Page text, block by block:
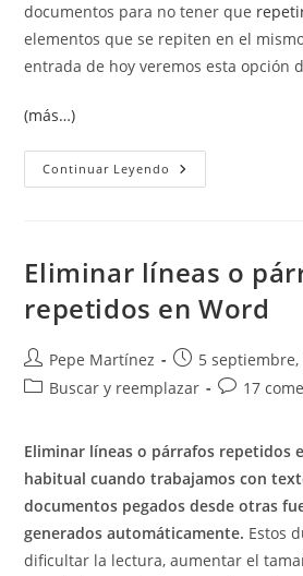
documentos para no tener que
elementos que se repiten en el
entrada de hoy veremos esta opción
(más…)
Continuar Leyendo Pegado
Especial.
A
Vez.
Repetir
Con
Vínculos
OLE.
Eliminar líneas o
repetidos en Word
Autor
de
Pepe Martínez
Publicación
de
5 septiembre,
Categoría
entrada:
Buscar y reemplazar
entrada:
17
Eliminar líneas o párrafos repetidos
habitual cuando trabajamos con
documentos pegados desde otras
generados automáticamente. Estos
dificultar la lectura, aumentar el